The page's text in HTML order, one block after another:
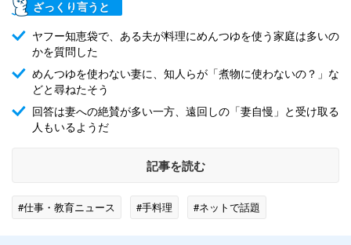
ざっくり言うと
ヤフー知恵袋で、ある夫が料理にめんつゆを使う家庭は多いの
かを質問した
めんつゆを使わない妻に、知人らが「煮物に使わないの？」な
どと尋ねたそう
回答は妻への絶賛が多い一方、遠回しの「妻自慢」と受け取る
人もいるようだ
記事を読む
#仕事・教育ニュース #手料理 #ネットで話題